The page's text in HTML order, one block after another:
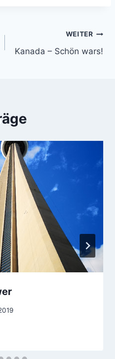
WEITER
Kanada – Schön wars!